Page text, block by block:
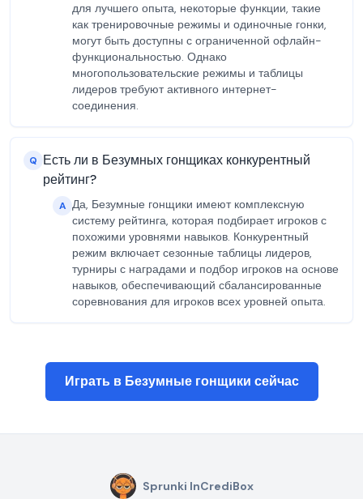
для лучшего опыта, некоторые функции, такие
как тренировочные режимы и одиночные гонки,
могут быть доступны с ограниченной офлайн-
функциональностью. Однако
многопользовательские режимы и таблицы
лидеров требуют активного интернет-
соединения.
Q Есть ли в Безумных гонщиках конкурентный
рейтинг?
A Да, Безумные гонщики имеют комплексную
систему рейтинга, которая подбирает игроков с
похожими уровнями навыков. Конкурентный
режим включает сезонные таблицы лидеров,
турниры с наградами и подбор игроков на основе
навыков, обеспечивающий сбалансированные
соревнования для игроков всех уровней опыта.
Играть в Безумные гонщики сейчас
Sprunki InCrediBox